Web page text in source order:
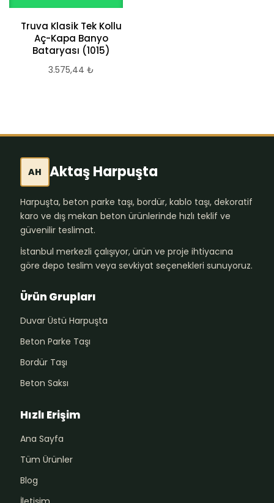
Truva Klasik Tek Kollu
Aç-Kapa Banyo
Bataryası (1015)
3.575,44 ₺
AH Aktaş Harpuşta
Harpuşta, beton parke taşı, bordür, kablo taşı, dekoratif
karo ve dış mekan beton ürünlerinde hızlı teklif ve
güvenilir teslimat.
İstanbul merkezli çalışıyor, ürün ve proje ihtiyacına
göre depo teslim veya sevkiyat seçenekleri sunuyoruz.
Ürün Grupları
Duvar Üstü Harpuşta
Beton Parke Taşı
Bordür Taşı
Beton Saksı
Hızlı Erişim
Ana Sayfa
Tüm Ürünler
Blog